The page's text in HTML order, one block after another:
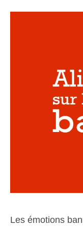
Les émotions